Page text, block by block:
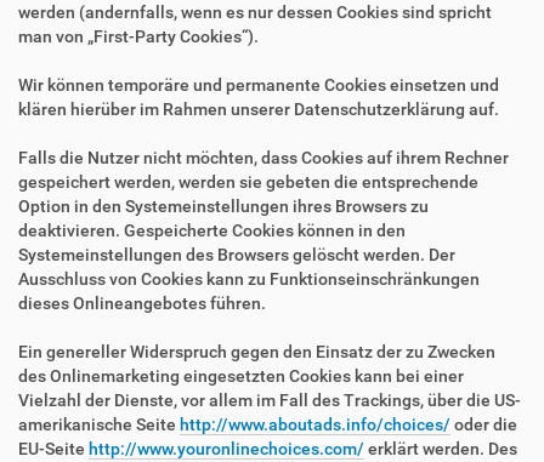
werden (andernfalls, wenn es nur dessen Cookies sind spricht
man von „First-Party Cookies“).
Wir können temporäre und permanente Cookies einsetzen und
klären hierüber im Rahmen unserer Datenschutzerklärung auf.
Falls die Nutzer nicht möchten, dass Cookies auf ihrem Rechner
gespeichert werden, werden sie gebeten die entsprechende
Option in den Systemeinstellungen ihres Browsers zu
deaktivieren. Gespeicherte Cookies können in den
Systemeinstellungen des Browsers gelöscht werden. Der
Ausschluss von Cookies kann zu Funktionseinschränkungen
dieses Onlineangebotes führen.
Ein genereller Widerspruch gegen den Einsatz der zu Zwecken
des Onlinemarketing eingesetzten Cookies kann bei einer
Vielzahl der Dienste, vor allem im Fall des Trackings, über die US-
amerikanische Seite http://www.aboutads.info/choices/ oder die
EU-Seite http://www.youronlinechoices.com/ erklärt werden. Des